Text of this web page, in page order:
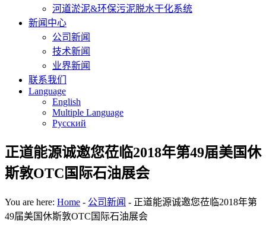
河道淤泥&环保污泥脱水干化系统
新闻中心
公司新闻
技术新闻
业界新闻
联系我们
Language
English
Multiple Language
Русский
正道能源诚邀您莅临2018年第49届美国休
斯敦OTC国际石油展会
You are here: Home - 公司新闻 - 正道能源诚邀您莅临2018年第
49届美国休斯敦OTC国际石油展会